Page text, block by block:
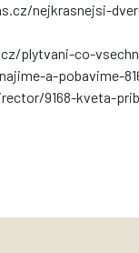
nejkrasnejsi-
plytvani-co-
a-pobavime-
9168-kveta-